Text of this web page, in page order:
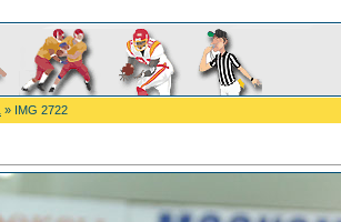
» IMG 2722